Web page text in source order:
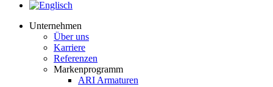
Unternehmen
Über uns
Karriere
Referenzen
Markenprogramm
ARI Armaturen